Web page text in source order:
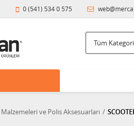
0 (541) 534 0 575
ve Polis Aksesuarları